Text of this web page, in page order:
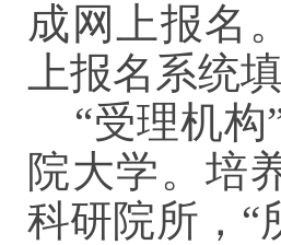
成网上报名
上报名系统
“受理机
院大学。培
科研院所，“